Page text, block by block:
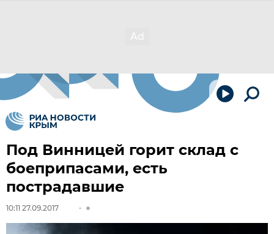
Под Винницей горит склад с
боеприпасами, есть
пострадавшие
10:11 27.09.2017